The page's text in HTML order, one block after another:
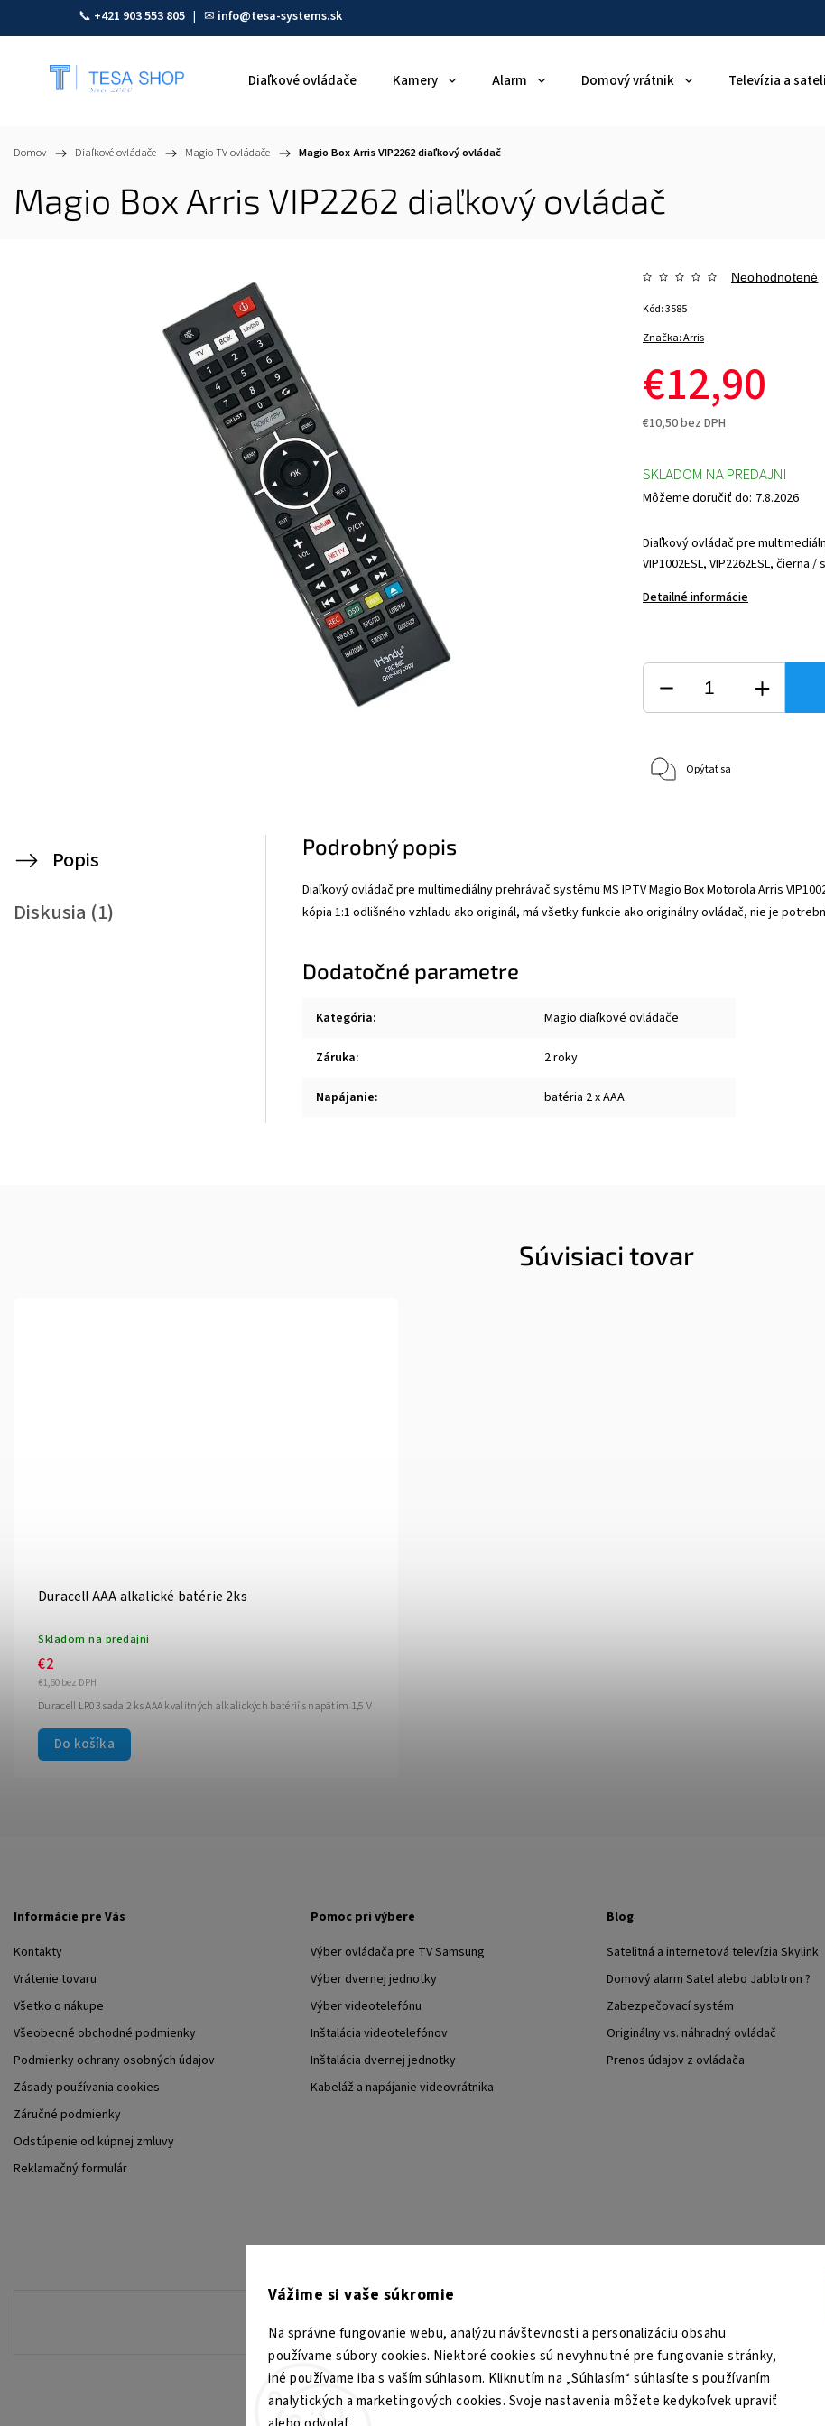
Vážime si vaše súkromie
Na správne fungovanie webu, analýzu návštevnosti a personalizáciu obsahu
používame súbory cookies. Niektoré cookies sú nevyhnutné pre fungovanie stránky,
iné používame iba s vaším súhlasom. Kliknutím na „Súhlasím“ súhlasíte s používaním
analytických a marketingových cookies. Svoje nastavenia môžete kedykoľvek upraviť
📞 +421 903 553 805 | ✉ info@tesa-systems.sk
Diaľkové ovládače Kamery Alarm Domový vrátnik Televízia a
Domov / Diaľkové ovládače / Magio TV ovládače / Magio Box Arris VIP2262 diaľkový ovládač
Magio Box Arris VIP2262 diaľkový ovládač
Značka:Arris
Neohodnotené
€12,90
€10,50 bez DPH
Kód:3585
Diaľkový ovládač pre
VIP1002ESL, VIP2262ESL, čierna
Detailné informácie
SKLADOM NA PREDAJNI
Môžeme doručiť do: 7.8.2026
Opýtať sa
Popis
Diskusia (1)
Podrobný popis
Diaľkový ovládač pre multimediálny prehrávač systému MS IPTV Magio Box Motorola Arris
kópia 1:1 odlišného vzhľadu ako originál, má všetky funkcie ako originálny ovládač, nie je
Dodatočné parametre
Kategória: Magio diaľkové ovládače
Záruka: 2 roky
Napájanie: batéria 2 x AAA
Súvisiaci tovar
Duracell AAA alkalické batérie 2ks
Skladom na predajni
€1,60 bez DPH
€2
Do košíka
Duracell LR03 sada 2 ks AAA kvalitných alkalických batérií s napätím 1,5 V
Informácie pre Vás
Kontakty
Vrátenie tovaru
Všetko o nákupe
Všeobecné obchodné podmienky
Podmienky ochrany osobných údajov
Zásady používania cookies
Záručné podmienky
Odstúpenie od kúpnej zmluvy
Reklamačný formulár
Pomoc pri výbere
Výber ovládača pre TV Samsung
Výber dvernej jednotky
Výber videotelefónu
Inštalácia videotelefónov
Inštalácia dvernej jednotky
Kabeláž a napájanie videovrátnika
Blog
Satelitná a internetová televízia Skylink
Domový alarm Satel alebo Jablotron ?
Zabezpečovací systém
Originálny vs. náhradný ovládač
Prenos údajov z ovládača
TESA Shop CZ TESA-SECURITY YouTube TESA Shop